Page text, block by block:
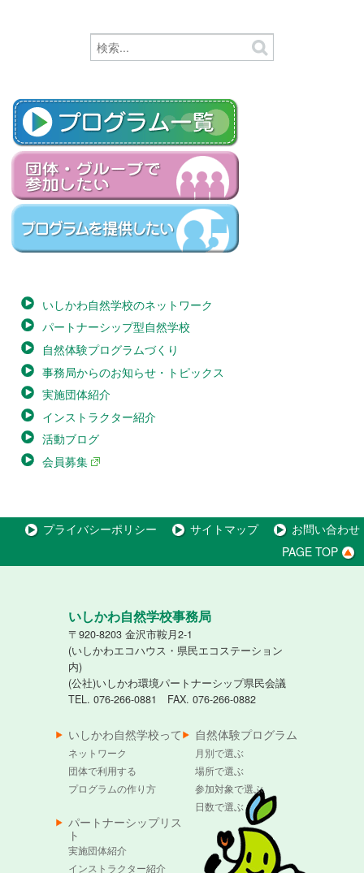
いしかわ自然学校のネットワーク
パートナーシップ型自然学校
自然体験プログラムづくり
事務局からのお知らせ・トピックス
実施団体紹介
インストラクター紹介
活動ブログ
会員募集
プライバシーポリシー サイトマップ
お問い合わせ
PAGE TOP
いしかわ自然学校事務局
〒920-8203 金沢市鞍月2-1
(いしかわエコハウス・県民エコステーション
内)
(公社)いしかわ環境パートナーシップ県民会議
TEL. 076-266-0881 FAX. 076-266-0882
いしかわ自然学校って
ネットワーク
団体で利用する
プログラムの作り方
自然体験プログラム
月別で選ぶ
場所で選ぶ
参加対象で選ぶ
日数で選ぶ
パートナーシップリス
ト
実施団体紹介
インストラクター紹介